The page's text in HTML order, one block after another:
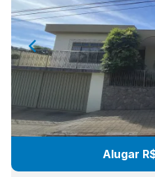
Alugar